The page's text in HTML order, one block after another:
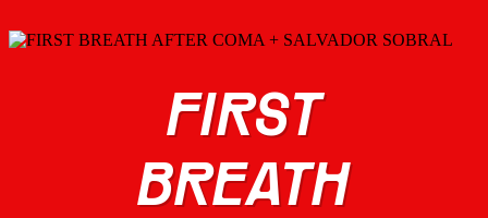
CARTEL
FIRST
BREATH